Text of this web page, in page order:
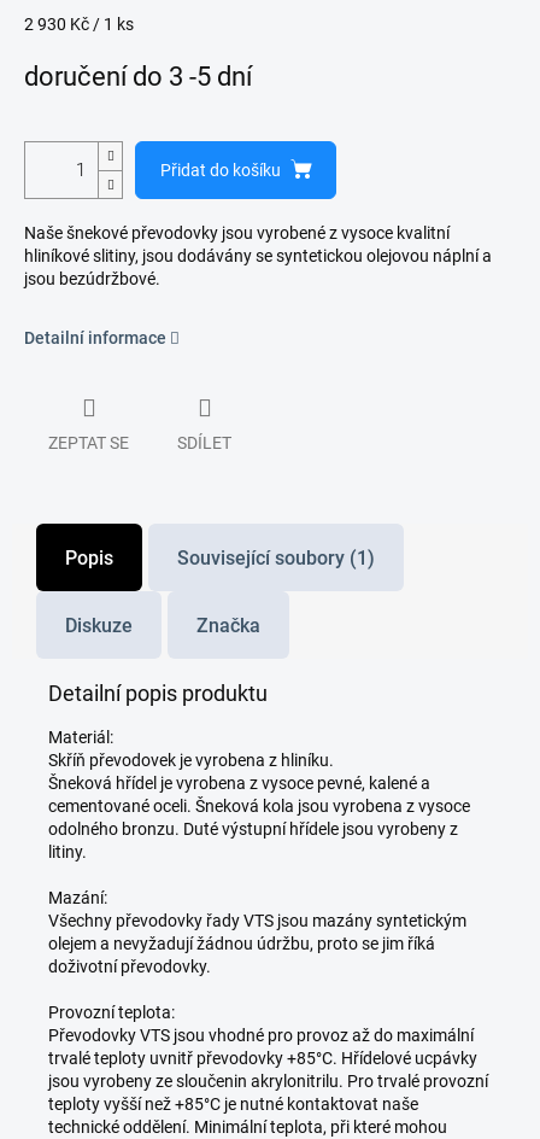
Měrná
2 930 Kč / 1 ks
doručení do 3 -5 dní
Přidat do košíku
Naše šnekové převodovky jsou vyrobené z vysoce kvalitní
hliníkové slitiny, jsou dodávány se syntetickou olejovou náplní a
jsou bezúdržbové.
Detailní informace
ZEPTAT SE SDÍLET
Popis Související soubory (1)
Diskuze Značka
Detailní popis produktu
Materiál:
Skříň převodovek je vyrobena z hliníku.
Šneková hřídel je vyrobena z vysoce pevné, kalené a
cementované oceli. Šneková kola jsou vyrobena z vysoce
odolného bronzu. Duté výstupní hřídele jsou vyrobeny z
litiny.
Mazání:
Všechny převodovky řady VTS jsou mazány syntetickým
olejem a nevyžadují žádnou údržbu, proto se jim říká
doživotní převodovky.
Provozní teplota:
Převodovky VTS jsou vhodné pro provoz až do maximální
trvalé teploty uvnitř převodovky +85°C. Hřídelové ucpávky
jsou vyrobeny ze sloučenin akrylonitrilu. Pro trvalé provozní
teploty vyšší než +85°C je nutné kontaktovat naše
technické oddělení. Minimální teplota, při které mohou